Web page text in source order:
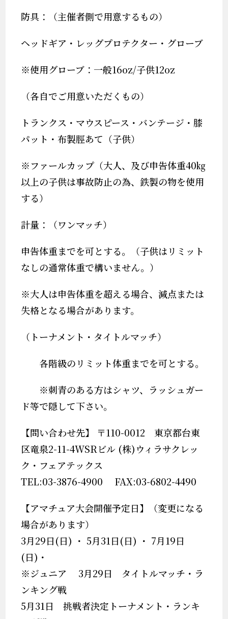
防具：（主催者側で用意するもの）
ヘッドギア・レッグプロテクター・グローブ
※使用グローブ：一般16oz/子供12oz
（各自でご用意いただくもの）
トランクス・マウスピース・バンテージ・膝
パット・布製脛あて（子供）
※ファールカップ（大人、及び申告体重40㎏
以上の子供は事故防止の為、鉄製の物を使用
する）
計量：（ワンマッチ）
申告体重までを可とする。（子供はリミット
なしの通常体重で構いません。）
※大人は申告体重を超える場合、減点または
失格となる場合があります。
（トーナメント・タイトルマッチ）
各階級のリミット体重までを可とする。
※刺青のある方はシャツ、ラッシュガー
ド等で隠して下さい。
【問い合わせ先】 〒110-0012 東京都台東
区竜泉2-11-4WSRビル (株)ウィラサクレッ
ク・フェアテックス
TEL:03-3876-4900 FAX:03-6802-4490
【アマチュア大会開催予定日】（変更になる
場合があります）
3月29日(日) ・ 5月31日(日) ・ 7月19日
(日)・
※ジュニア 3月29日 タイトルマッチ・ラ
ンキング戦
5月31日 挑戦者決定トーナメント・ランキ